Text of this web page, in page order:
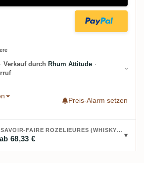
· Verkauf durch Rhum Attitude ·
Preis-Alarm setzen
GRAYS NEW GROVE SAVOIR-FAIRE ROZELIEURES (WHISKY CASK FINISH) 2013 KAUFEN:
68,33 €